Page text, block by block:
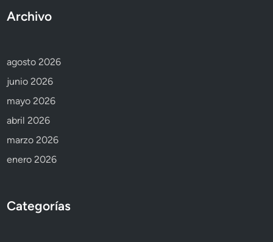
Archivo
agosto 2026
junio 2026
mayo 2026
abril 2026
marzo 2026
enero 2026
Categorías